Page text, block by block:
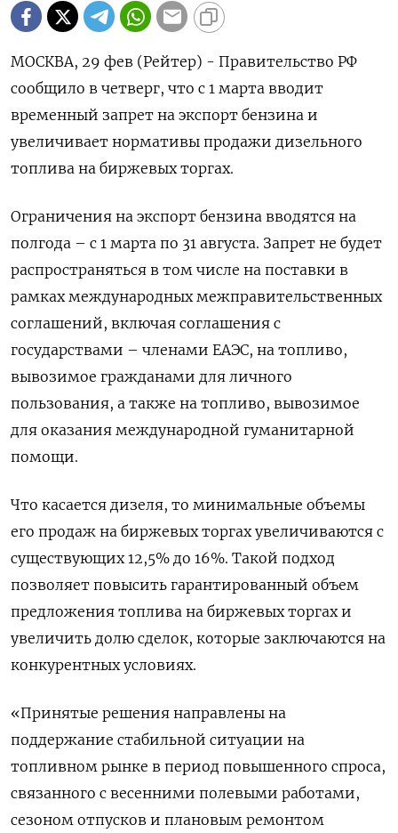
МОСКВА, 29 фев (Рейтер) - Правительство РФ
сообщило в четверг, что с 1 марта вводит
временный запрет на экспорт бензина и
увеличивает нормативы продажи дизельного
топлива на биржевых торгах.
Ограничения на экспорт бензина вводятся на
полгода – с 1 марта по 31 августа. Запрет не будет
распространяться в том числе на поставки в
рамках международных межправительственных
соглашений, включая соглашения с
государствами – членами ЕАЭС, на топливо,
вывозимое гражданами для личного
пользования, а также на топливо, вывозимое
для оказания международной гуманитарной
помощи.
Что касается дизеля, то минимальные объемы
его продаж на биржевых торгах увеличиваются с
существующих 12,5% до 16%. Такой подход
позволяет повысить гарантированный объем
предложения топлива на биржевых торгах и
увеличить долю сделок, которые заключаются на
конкурентных условиях.
«Принятые решения направлены на
поддержание стабильной ситуации на
топливном рынке в период повышенного спроса,
связанного с весенними полевыми работами,
сезоном отпусков и плановым ремонтом